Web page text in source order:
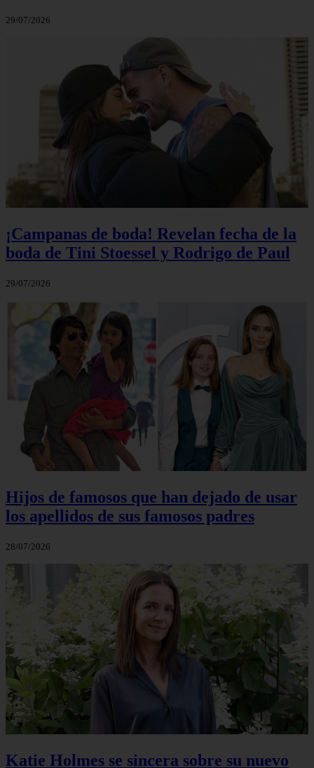
29/07/2026
¡Campanas de boda! Revelan fecha de la
boda de Tini Stoessel y Rodrigo de Paul
29/07/2026
Hijos de famosos que han dejado de usar
los apellidos de sus famosos padres
28/07/2026
Katie Holmes se sincera sobre su nuevo